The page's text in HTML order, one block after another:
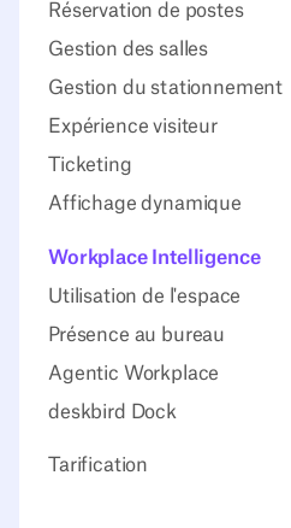
Réservation de postes
Gestion des salles
Gestion du stationnement
Expérience visiteur
Ticketing
Affichage dynamique
Workplace Intelligence
Utilisation de l'espace
Présence au bureau
Agentic Workplace
deskbird Dock
Tarification